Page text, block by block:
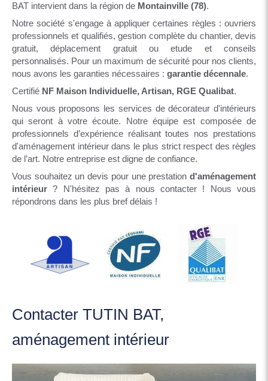
BAT intervient dans la région de Montainville (78).
Notre société s'engage à appliquer certaines règles : ouvriers
professionnels et qualifiés, gestion complète du chantier, devis
gratuit, déplacement gratuit ou etude et conseils
personnalisés. Pour un maximum de sécurité pour nos clients,
nous avons les garanties nécessaires : garantie décennale.
Certifié NF Maison Individuelle, Artisan, RGE Qualibat.
Nous vous proposons les services de décorateur d'intérieurs
qui seront à votre écoute. Notre équipe est composée de
professionnels d’expérience réalisant toutes nos prestations
d'aménagement intérieur dans le plus strict respect des règles
de l’art. Notre entreprise est digne de confiance.
Vous souhaitez un devis pour une prestation d'aménagement
intérieur ? N'hésitez pas à nous contacter ! Nous vous
répondrons dans les plus bref délais !
Contacter TUTIN BAT,
aménagement intérieur